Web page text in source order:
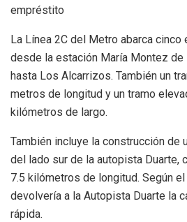
empréstito
La Línea 2C del Metro abarca
desde la estación María Montez de
hasta Los Alcarrizos. También un
metros de longitud y un tramo
kilómetros de largo.
También incluye la construcción de
del lado sur de la autopista Duarte,
7.5 kilómetros de longitud. Según
devolvería a la Autopista Duarte la
rápida.